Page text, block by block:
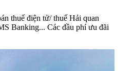
thuế điện tử/ thuế Hải quan
Banking... Các đầu phí ưu đãi